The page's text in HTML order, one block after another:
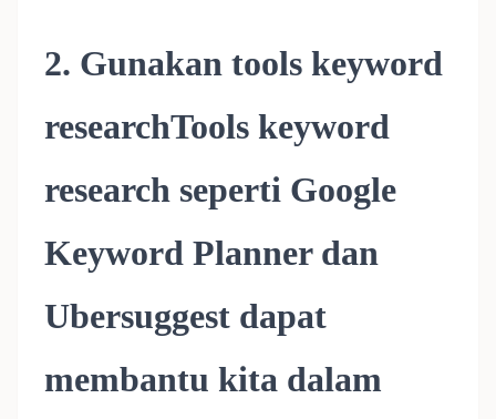
2. Gunakan tools keyword
researchTools keyword
research seperti Google
Keyword Planner dan
Ubersuggest dapat
membantu kita dalam